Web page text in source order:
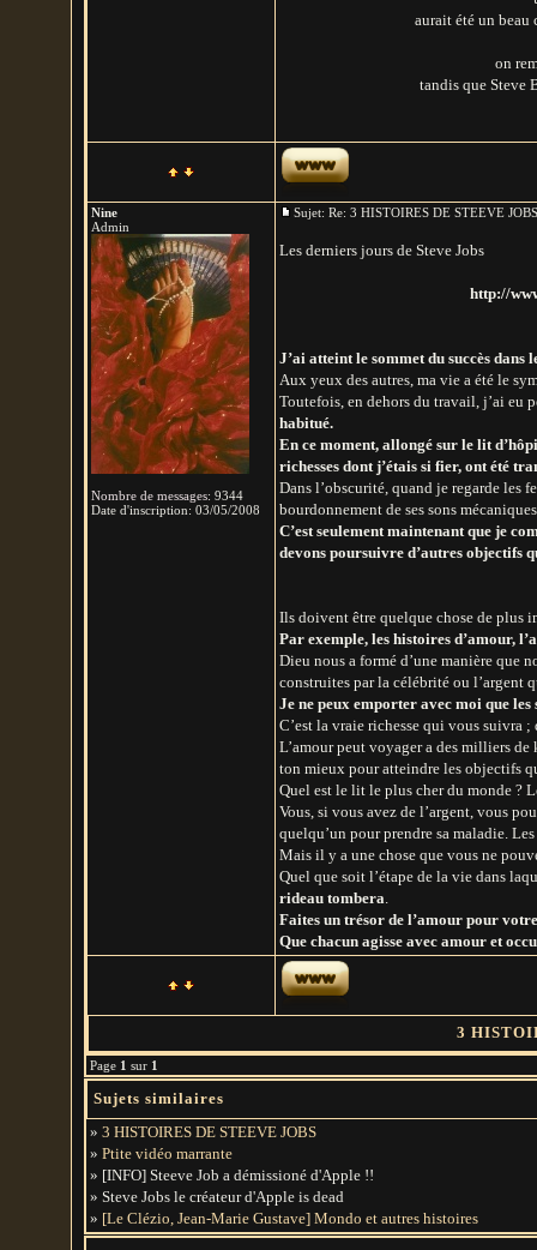
aurait été un beau
on
tandis que Steve
Nine
Admin
Nombre de messages: 9344
Date d'inscription: 03/05/2008
Sujet: Re: 3 HISTOIRES DE STEEVE
Les derniers jours de Steve Jobs
http://
J’ai atteint le sommet du succès dans
Aux yeux des autres, ma vie a été le
Toutefois, en dehors du travail, j’ai eu
habitué.
En ce moment, allongé sur le lit
richesses dont j’étais si fier, ont été
Dans l’obscurité, quand je regarde les
bourdonnement de ses sons
C’est seulement maintenant que je
devons poursuivre d’autres objectifs
Ils doivent être quelque chose de plus
Par exemple, les histoires d’amour,
Dieu nous a formé d’une manière que
construites par la célébrité ou l’argent
Je ne peux emporter avec moi que
C’est la vraie richesse qui vous suivra
L’amour peut voyager a des milliers
ton mieux pour atteindre les objectifs
Quel est le lit le plus cher du monde ?
Vous, si vous avez de l’argent, vous
quelqu’un pour prendre sa maladie.
Mais il y a une chose que vous ne
Quel que soit l’étape de la vie dans
rideau tombera.
Faites un trésor de l’amour pour
Que chacun agisse avec amour et
3
Page 1 sur 1
Sujets similaires
» 3 HISTOIRES DE STEEVE JOBS
» Ptite vidéo marrante
» [INFO] Steeve Job a démissioné d'Apple !!
» Steve Jobs le créateur d'Apple is dead
» [Le Clézio, Jean-Marie Gustave] Mondo et autres histoires